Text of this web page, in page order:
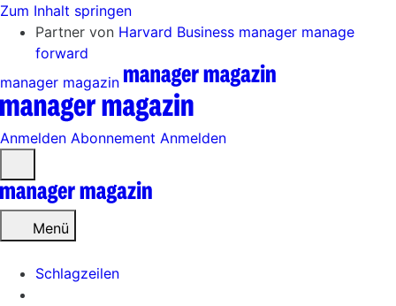
Zum Inhalt springen
Partner von Harvard Business manager manage
forward
manager magazin
Anmelden Abonnement Anmelden
öffnen
Menü
Schlagzeilen